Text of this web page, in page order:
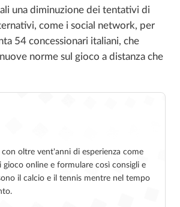
una diminuzione dei tentativi di
come i social network, per
54 concessionari italiani, che
norme sul gioco a distanza che
oltre vent'anni di esperienza come
online e formulare così consigli e
il calcio e il tennis mentre nel tempo